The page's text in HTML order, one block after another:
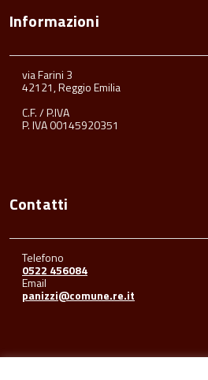
Informazioni
via Farini 3
42121, Reggio Emilia
C.F. / P.IVA
P. IVA 00145920351
Contatti
Telefono
0522 456084
Email
panizzi@comune.re.it